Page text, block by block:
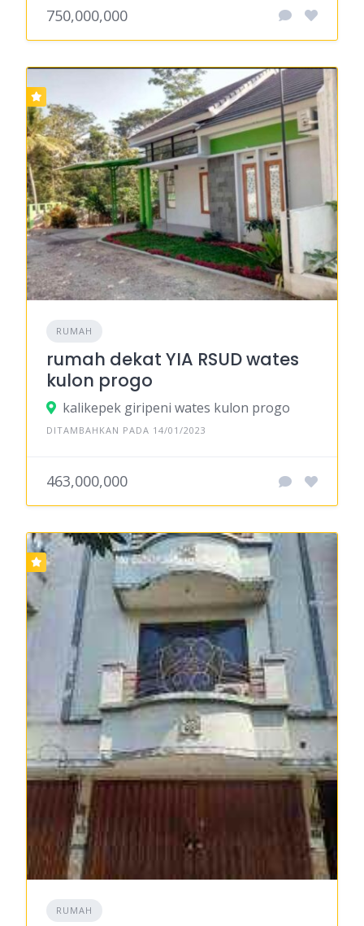
750,000,000
RUMAH
rumah dekat YIA RSUD wates
kulon progo
kalikepek giripeni wates kulon progo
DITAMBAHKAN PADA 14/01/2023
463,000,000
RUMAH